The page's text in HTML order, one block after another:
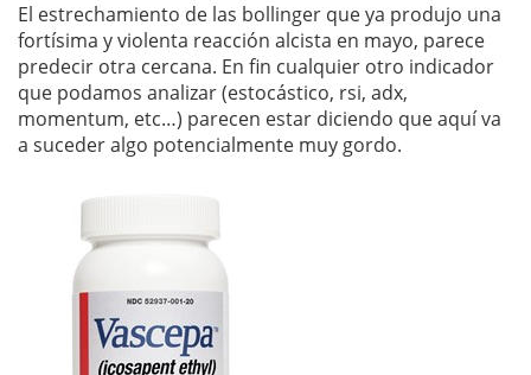
El estrechamiento de las bollinger que ya produjo una
fortísima y violenta reacción alcista en mayo, parece
predecir otra cercana. En fin cualquier otro indicador
que podamos analizar (estocástico, rsi, adx,
momentum, etc…) parecen estar diciendo que aquí va
a suceder algo potencialmente muy gordo.